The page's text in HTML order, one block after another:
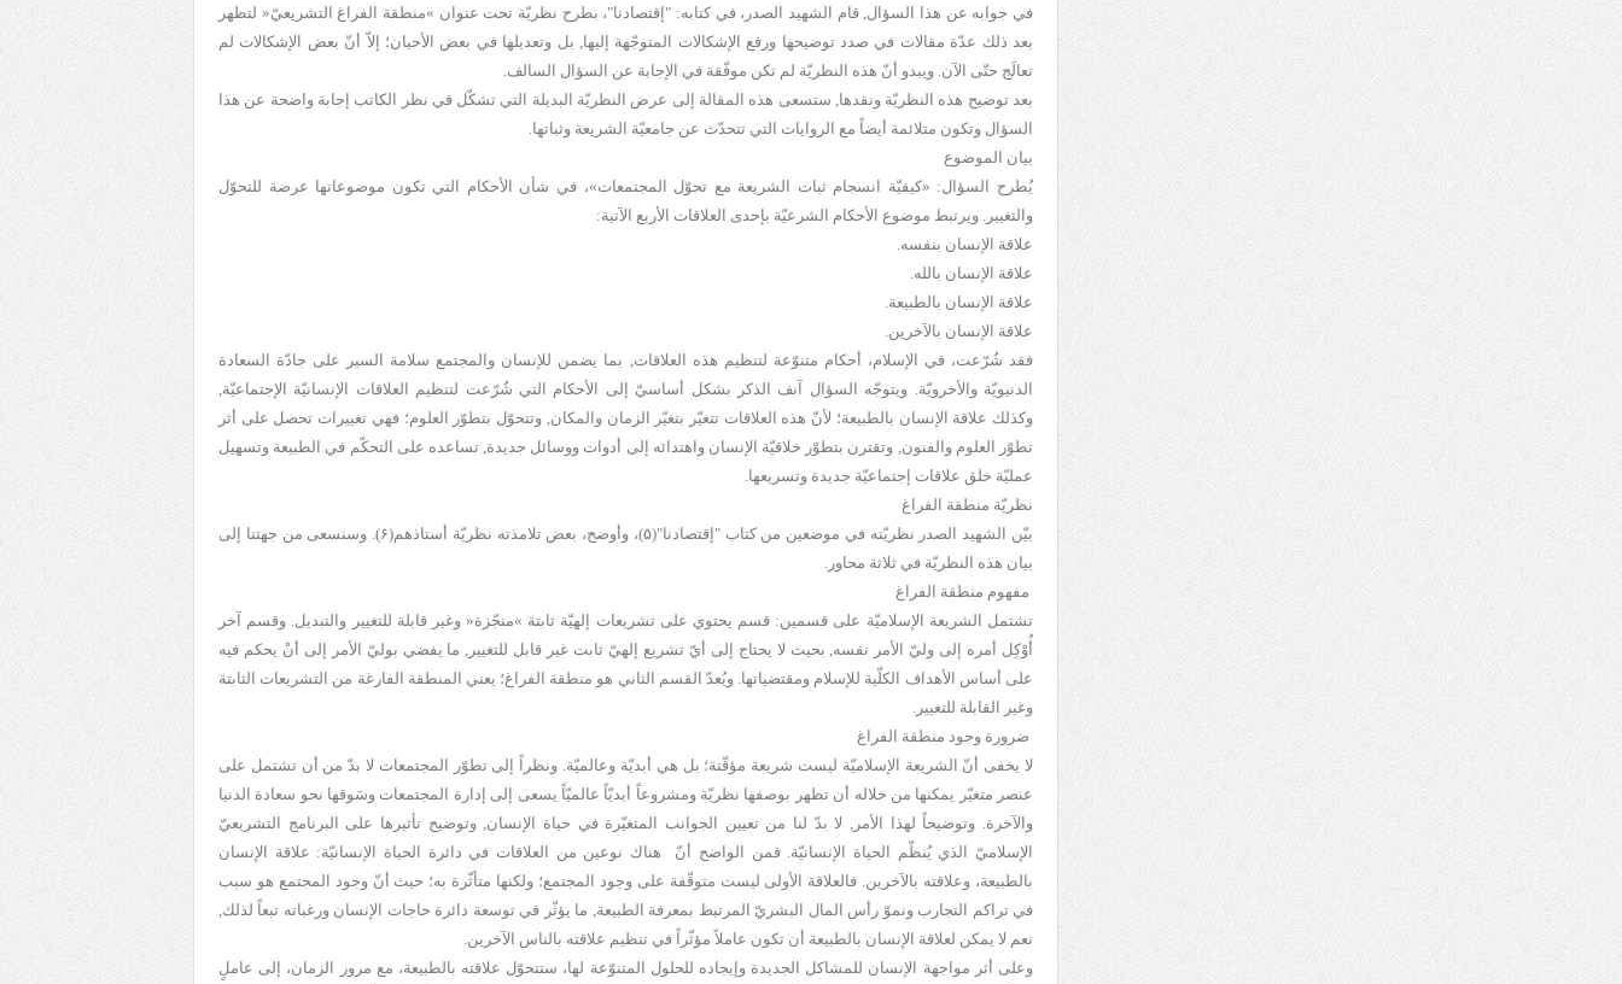
في جوابه عن هذا السؤال, قام الشهيد الصدر، في كتابه: "إقتصادنا"، بطرح نظريّة تحت عنوان »منطقة الفراغ التشريعيّ« لتظهر
بعد ذلك عدّة مقالات في صدد توضيحها ورفع الإشكالات المتوجّهة إليها, بل وتعديلها في بعض الأحيان؛ إلاّ أنّ بعض الإشكالات لم
تعالَج حتّى الآن. ويبدو أنّ هذه النظريّة لم تكن موفّقة في الإجابة عن السؤال السالف.
بعد توضيح هذه النظريّة ونقدها, ستسعى هذه المقالة إلى عرض النظريّة البديلة التي تشكّل في نظر الكاتب إجابة واضحة عن هذا
السؤال وتكون متلائمة أيضاً مع الروايات التي تتحدّث عن جامعيّة الشريعة وثباتها.
بيان الموضوع
يُطرح السؤال: «كيفيّة انسجام ثبات الشريعة مع تحوّل المجتمعات»، في شأن الأحكام التي تكون موضوعاتها عرضة للتحوّل
والتغيير. ويرتبط موضوع الأحكام الشرعيّة بإحدى العلاقات الأربع الآتية:
علاقة الإنسان بنفسه.
علاقة الإنسان بالله.
علاقة الإنسان بالطبيعة.
علاقة الإنسان بالآخرين.
فقد شُرّعت، في الإسلام، أحكام متنوّعة لتنظيم هذه العلاقات, بما يضمن للإنسان والمجتمع سلامة السير على جادّة السعادة
الدنيويّة والأخرويّة. ويتوجّه السؤال آنف الذكر بشكل أساسيّ إلى الأحكام التي شُرّعت لتنظيم العلاقات الإنسانيّة الإجتماعيّة,
وكذلك علاقة الإنسان بالطبيعة؛ لأنّ هذه العلاقات تتغيّر بتغيّر الزمان والمكان, وتتحوّل بتطوّر العلوم؛ فهي تغييرات تحصل على أثر
تطوّر العلوم والفنون, وتقترن بتطوّر خلاقيّة الإنسان واهتدائه إلى أدوات ووسائل جديدة, تساعده على التحكّم في الطبيعة وتسهيل
عمليّة خلق علاقات إجتماعيّة جديدة وتسريعها.
نظريّة منطقة الفراغ
بيّن الشهيد الصدر نظريّته في موضعين من كتاب "إقتصادنا"(۵)، وأوضح، بعض تلامذته نظريّة أستاذهم(۶). وسنسعى من جهتنا إلى
بيان هذه النظريّة في ثلاثة محاور.
مفهوم منطقة الفراغ
تشتمل الشريعة الإسلاميّة على قسمين: قسم يحتوي على تشريعات إلهيّة ثابتة »منجّزة« وغير قابلة للتغيير والتبديل. وقسم آخر
أُوْكِل أمره إلى وليّ الأمر نفسه, بحيث لا يحتاج إلى أيّ تشريع إلهيّ ثابت غير قابل للتغيير, ما يفضي بوليّ الأمر إلى أنْ يحكم فيه
على أساس الأهداف الكلّية للإسلام ومقتضياتها. ويُعدّ القسم الثاني هو منطقة الفراغ؛ يعني المنطقة الفارغة من التشريعات الثابتة
وغير القابلة للتغيير.
ضرورة وجود منطقة الفراغ
لا يخفى أنّ الشريعة الإسلاميّة ليست شريعة مؤقّتة؛ بل هي أبديّة وعالميّة. ونظراً إلى تطوّر المجتمعات لا بدّ من أن تشتمل على
عنصر متغيّر يمكنها من خلاله أن تظهر بوصفها نظريّة ومشروعاً أبديّاً عالميّاً يسعى إلى إدارة المجتمعات وسَوقها نحو سعادة الدنيا
والآخرة. وتوضيحاً لهذا الأمر, لا بدّ لنا من تعيين الجوانب المتغيّرة في حياة الإنسان, وتوضيح تأثيرها على البرنامج التشريعيّ
الإسلاميّ الذي يُنظّم الحياة الإنسانيّة. فمن الواضح أنّ هناك نوعين من العلاقات في دائرة الحياة الإنسانيّة: علاقة الإنسان
بالطبيعة، وعلاقته بالآخرين. فالعلاقة الأولى ليست متوقّفة على وجود المجتمع؛ ولكنها متأثّرة به؛ حيث أنّ وجود المجتمع هو سبب
في تراكم التجارب ونموّ رأس المال البشريّ المرتبط بمعرفة الطبيعة, ما يؤثّر في توسعة دائرة حاجات الإنسان ورغباته تبعاً لذلك,
نعم لا يمكن لعلاقة الإنسان بالطبيعة أن تكون عاملاً مؤثّراً في تنظيم علاقته بالناس الآخرين.
وعلى أثر مواجهة الإنسان للمشاكل الجديدة وإيجاده للحلول المتنوّعة لها، ستتحوّل علاقته بالطبيعة، مع مرور الزمان، إلى عاملٍ